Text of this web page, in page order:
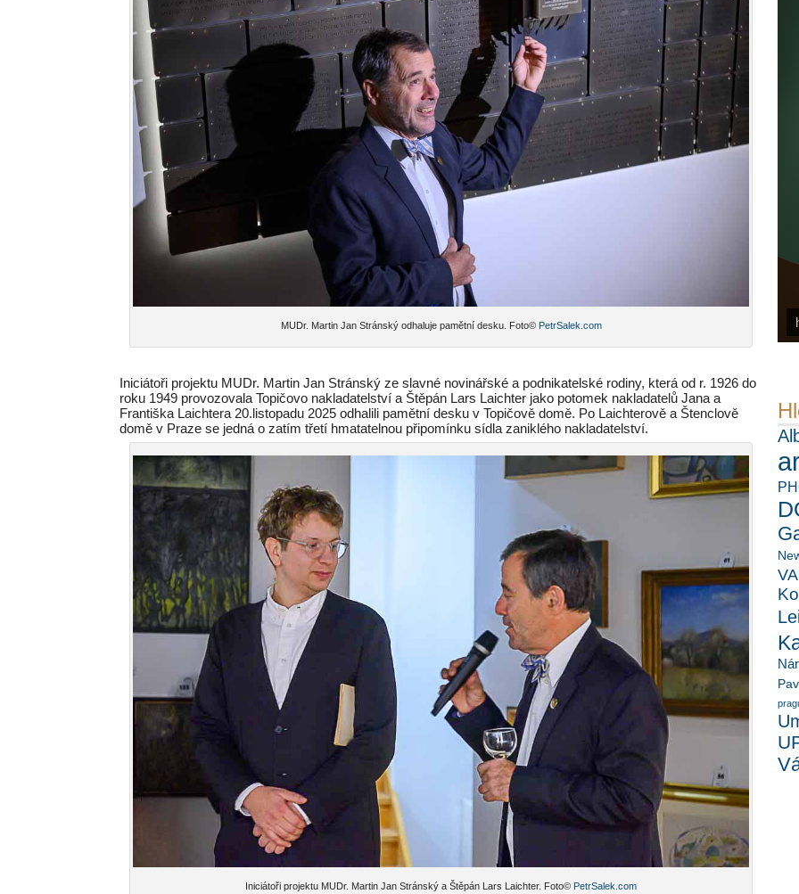
MUDr. Martin Jan Stránský odhaluje pamětní desku. Foto© PetrSalek.com
Iniciátoři projektu MUDr. Martin Jan Stránský ze slavné novinářské a podnikatelské rodiny, která od r. 1926 do
roku 1949 provozovala Topičovo nakladatelství a Štěpán Lars Laichter jako potomek nakladatelů Jana a
Františka Laichtera 20.listopadu 2025 odhalili pamětní desku v Topičově domě. Po Laichterově a Štenclově
domě v Praze se jedná o zatím třetí hmatatelnou připomínku sídla zaniklého nakladatelství.
Iniciátoři projektu MUDr. Martin Jan Stránský a Štěpán Lars Laichter. Foto© PetrSalek.com